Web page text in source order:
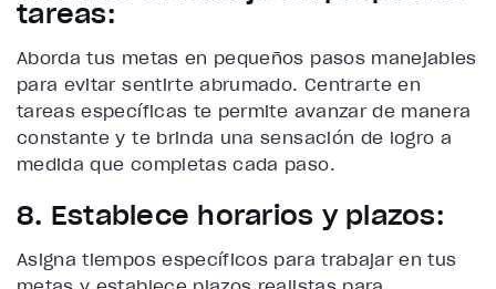
tareas:
Aborda tus metas en pequeños pasos manejables
para evitar sentirte abrumado. Centrarte en
tareas específicas te permite avanzar de manera
constante y te brinda una sensación de logro a
medida que completas cada paso.
8. Establece horarios y plazos:
Asigna tiempos específicos para trabajar en tus